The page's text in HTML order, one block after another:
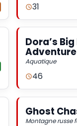
31
Dora’s
Adventure
Aquatique
46
Ghost
Montagne russe